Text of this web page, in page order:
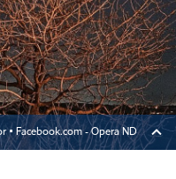
▪ Facebook.com - Opera ND